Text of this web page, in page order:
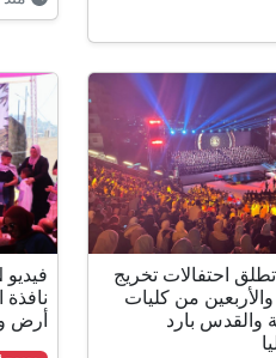
احتفالات تخريج
من كليات
والقدس بارد
أرض